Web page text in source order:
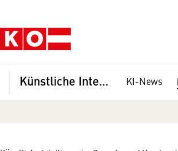
Künstliche Intelligenz im Gewerbe und Handwerk KI-News